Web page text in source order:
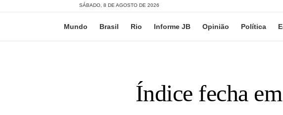
SÁBADO, 8 DE AGOSTO DE 2026
Mundo Brasil Rio Informe JB Opinião Política
Índice fecha